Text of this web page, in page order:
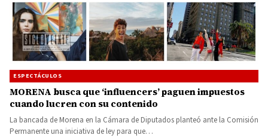
ESPECTÁCULOS
MORENA busca que ‘influencers’ paguen impuestos
cuando lucren con su contenido
La bancada de Morena en la Cámara de Diputados planteó ante la Comisión
Permanente una iniciativa de ley para que…